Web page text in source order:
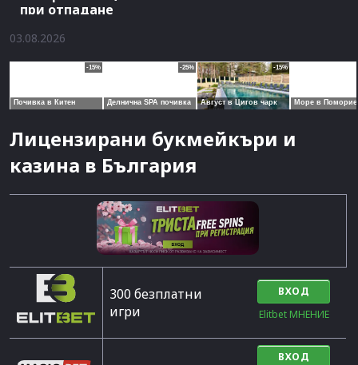
при отпадане
03.08.2026
Лицензирани букмейкъри и
казина в България
300 безплатни
игри
ВХОД
Elitbet МНЕНИЕ
ВХОД